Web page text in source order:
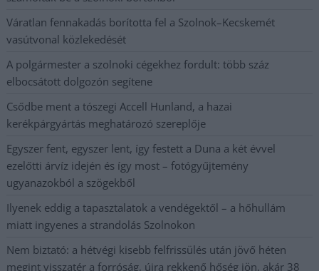
Váratlan fennakadás borította fel a Szolnok–Kecskemét
vasútvonal közlekedését
A polgármester a szolnoki cégekhez fordult: több száz
elbocsátott dolgozón segítene
Csődbe ment a tószegi Accell Hunland, a hazai
kerékpárgyártás meghatározó szereplője
Egyszer fent, egyszer lent, így festett a Duna a két évvel
ezelőtti árvíz idején és így most – fotógyűjtemény
ugyanazokból a szögekből
Ilyenek eddig a tapasztalatok a vendégektől – a hőhullám
miatt ingyenes a strandolás Szolnokon
Nem biztató: a hétvégi kisebb felfrissülés után jövő héten
megint visszatér a forróság, újra rekkenő hőség jön, akár 38